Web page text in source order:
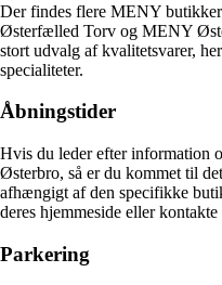
Der findes flere MENY
Østerfælled Torv og MENY
stort udvalg af kvalitetsvarer,
specialiteter.
Åbningstider
Hvis du leder efter information
Østerbro, så er du kommet til
afhængigt af den specifikke
deres hjemmeside eller
Parkering